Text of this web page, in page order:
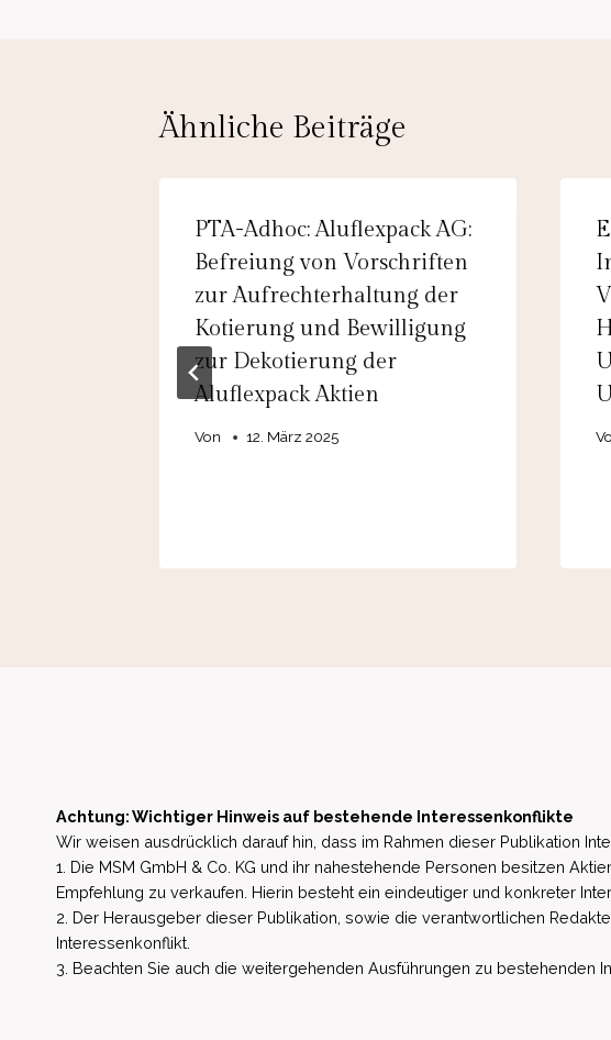
Ähnliche Beiträge
PTA-Adhoc: Aluflexpack AG:
Befreiung von Vorschriften
zur Aufrechterhaltung der
Kotierung und Bewilligung
zur Dekotierung der
Aluflexpack Aktien
Von 12. März 2025
Achtung: Wichtiger Hinweis auf bestehende Interessenkonflikte
Wir weisen ausdrücklich darauf hin, dass im Rahmen dieser Publikation
1. Die MSM GmbH & Co. KG und ihr nahestehende Personen besitzen
Empfehlung zu verkaufen. Hierin besteht ein eindeutiger und konkreter
2. Der Herausgeber dieser Publikation, sowie die verantwortlichen
Interessenkonflikt.
3. Beachten Sie auch die weitergehenden Ausführungen zu bestehenden